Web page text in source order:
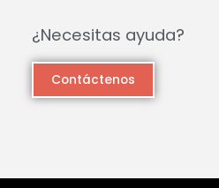
¿Necesitas ayuda?
Contáctenos